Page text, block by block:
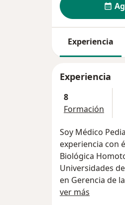
Experiencia
Experiencia
8
Formación
Soy Médico Pediatra de la Universidad Militar Nueva Granada, con 26 años de
experiencia con énfasis en Medicina Integrativa
Biológica
Universidades del Bosque y Fundación
en Gerencia de la Calidad en Salud de la Universidad del Bosque, Descodificacion
emocional de la
ver más